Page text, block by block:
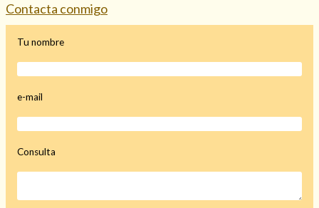
Consulta de tarot online
Contacta conmigo
Tu nombre
e-mail
Consulta